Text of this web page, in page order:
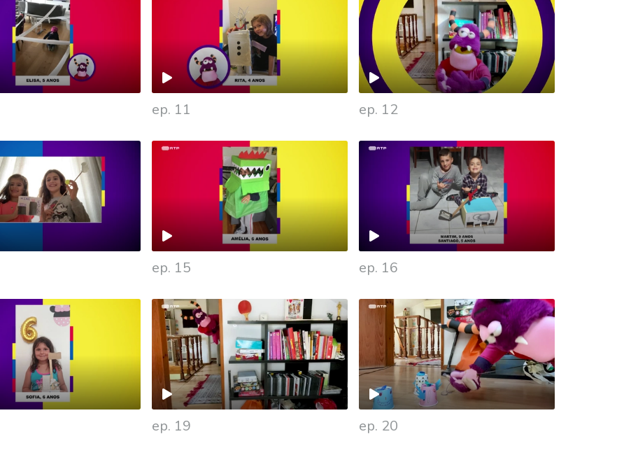
ep. 11 ep. 12
ep. 15 ep. 16
ep. 19 ep. 20